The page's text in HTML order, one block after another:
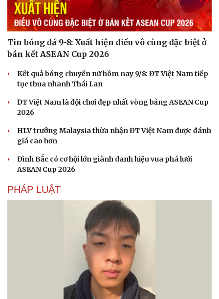
Sức khỏe
Dinh dưỡng - món ngon
Sản phụ khoa
Nhi khoa
Nam khoa
Làm đẹp - giảm cân
Ăn sạch sống khỏe
Đời sống
Blog
Tình yêu - Gia đình
Tin bóng đá 9-8: Xuất hiện điều vô cùng đặc biệt ở
bán kết ASEAN Cup 2026
Kết quả bóng chuyền nữ hôm nay 9/8: ĐT Việt Nam tiếp
tục thua nhanh Thái Lan
ĐT Việt Nam là đội chơi đẹp nhất vòng bảng ASEAN Cup
2026
HLV trưởng Malaysia thừa nhận ĐT Việt Nam được đánh
giá cao hơn
Đình Bắc có cơ hội lớn giành danh hiệu vua phá lưới
ASEAN Cup 2026
PHÁP LUẬT